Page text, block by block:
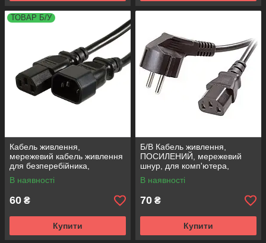
ТОВАР Б/У
Кабель живлення,
мережевий кабель живлення
для безперебійника,
подовжувач кабеля живлення
ПК
В наявності
60 ₴
Купити
Б/В Кабель живлення,
ПОСИЛЕНИЙ, мережевий
шнур, для комп'ютера,
монітора 220V
В наявності
70 ₴
Купити